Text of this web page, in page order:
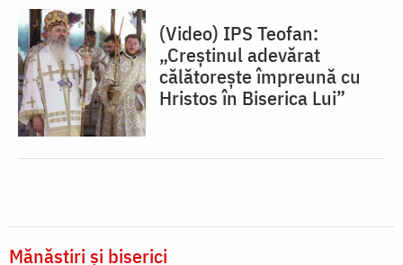
(Video) IPS Teofan:
„Creștinul adevărat
călătorește împreună cu
Hristos în Biserica Lui”
Mănăstiri și biserici